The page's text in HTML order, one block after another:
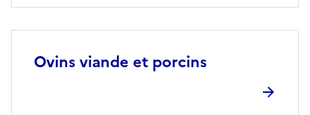
Ovins viande et porcins